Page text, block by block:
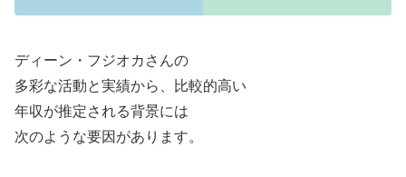
ディーン・フジオカさんの
多彩な活動と実績から、比較的高い
年収が推定される背景には
次のような要因があります。